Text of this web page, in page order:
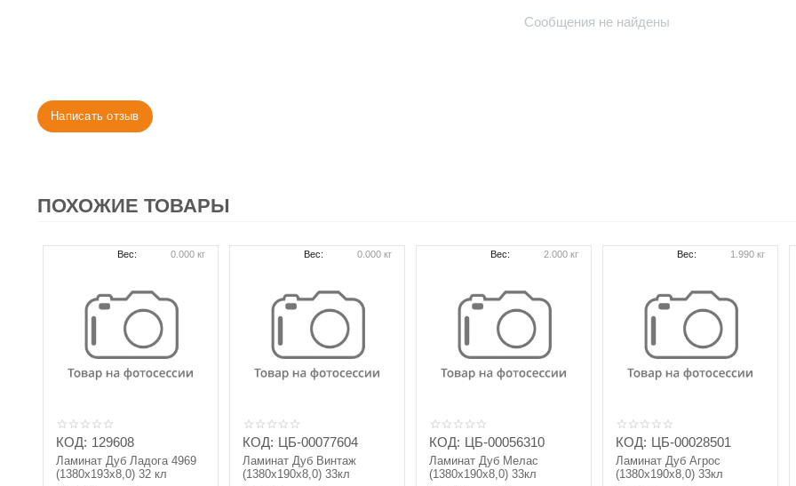
Сообщения не найдены
Написать отзыв
ПОХОЖИЕ ТОВАРЫ
КОД: 129608
Ламинат Дуб Ладога 4969
(1380х193х8,0) 32 кл
Вес: 0.000 кг
КОД: ЦБ-00077604
Ламинат Дуб Винтаж
(1380х190х8,0) 33кл
Вес: 0.000 кг
КОД: ЦБ-00056310
Ламинат Дуб Мелас
(1380х190х8,0) 33кл
Вес: 2.000 кг
КОД: ЦБ-00028501
Ламинат Дуб Агрос
(1380х190х8,0) 33кл
Вес: 1.990 кг